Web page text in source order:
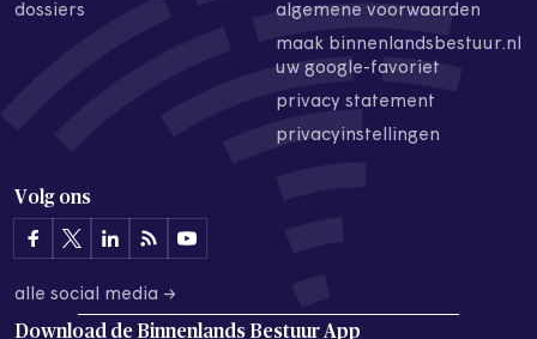
dossiers
algemene voorwaarden
maak binnenlandsbestuur.nl
uw google-favoriet
privacy statement
privacyinstellingen
Volg ons
alle social media →
Download de Binnenlands Bestuur App